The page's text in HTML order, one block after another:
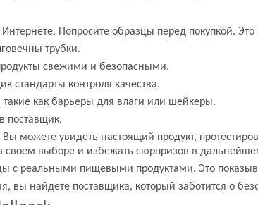
Попросите образцы перед покупкой. Это
трубки.
свежими и безопасными.
стандарты контроля качества.
как барьеры для влаги или шейкеры.
поставщик.
можете увидеть настоящий продукт,
своем выборе и избежать сюрпризов в
с реальными пищевыми продуктами. Это
вы найдете поставщика, который заботится о